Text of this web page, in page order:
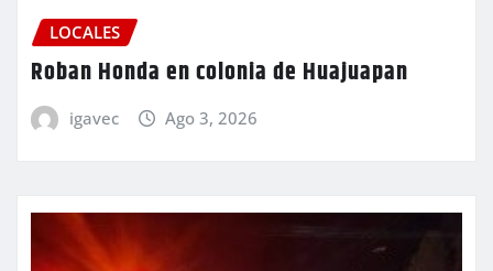
LOCALES
Roban Honda en colonia de Huajuapan
igavec Ago 3, 2026